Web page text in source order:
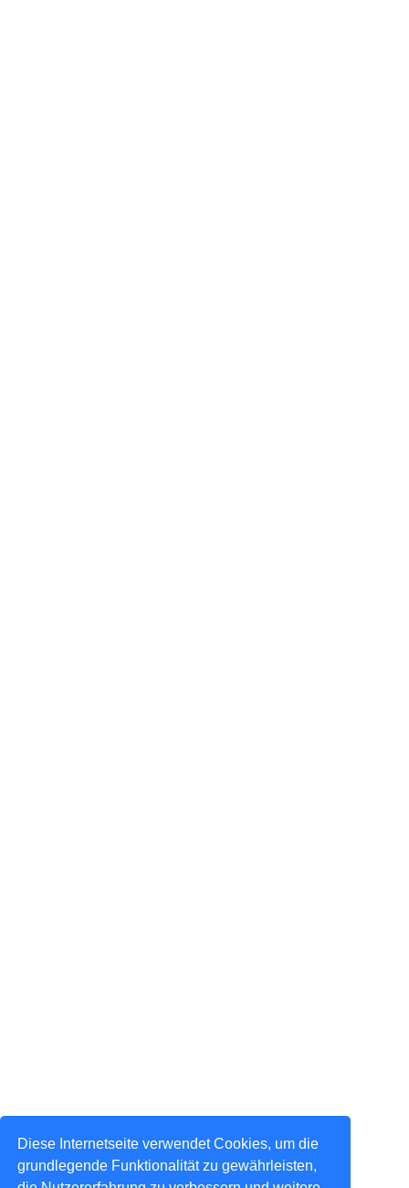
Diese Internetseite verwendet Cookies, um die
grundlegende Funktionalität zu gewährleisten,